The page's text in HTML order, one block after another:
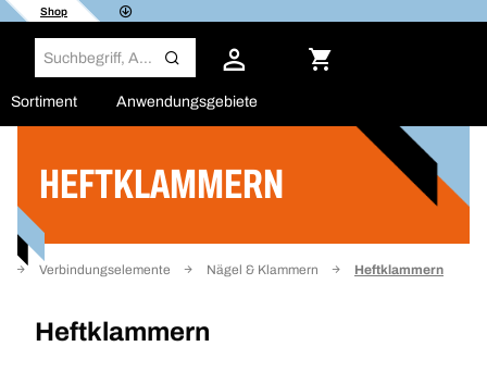
Shop
Sortiment Anwendungsgebiete
HEFTKLAMMERN
Verbindungselemente Nägel & Klammern Heftklammern
Heftklammern
Filter